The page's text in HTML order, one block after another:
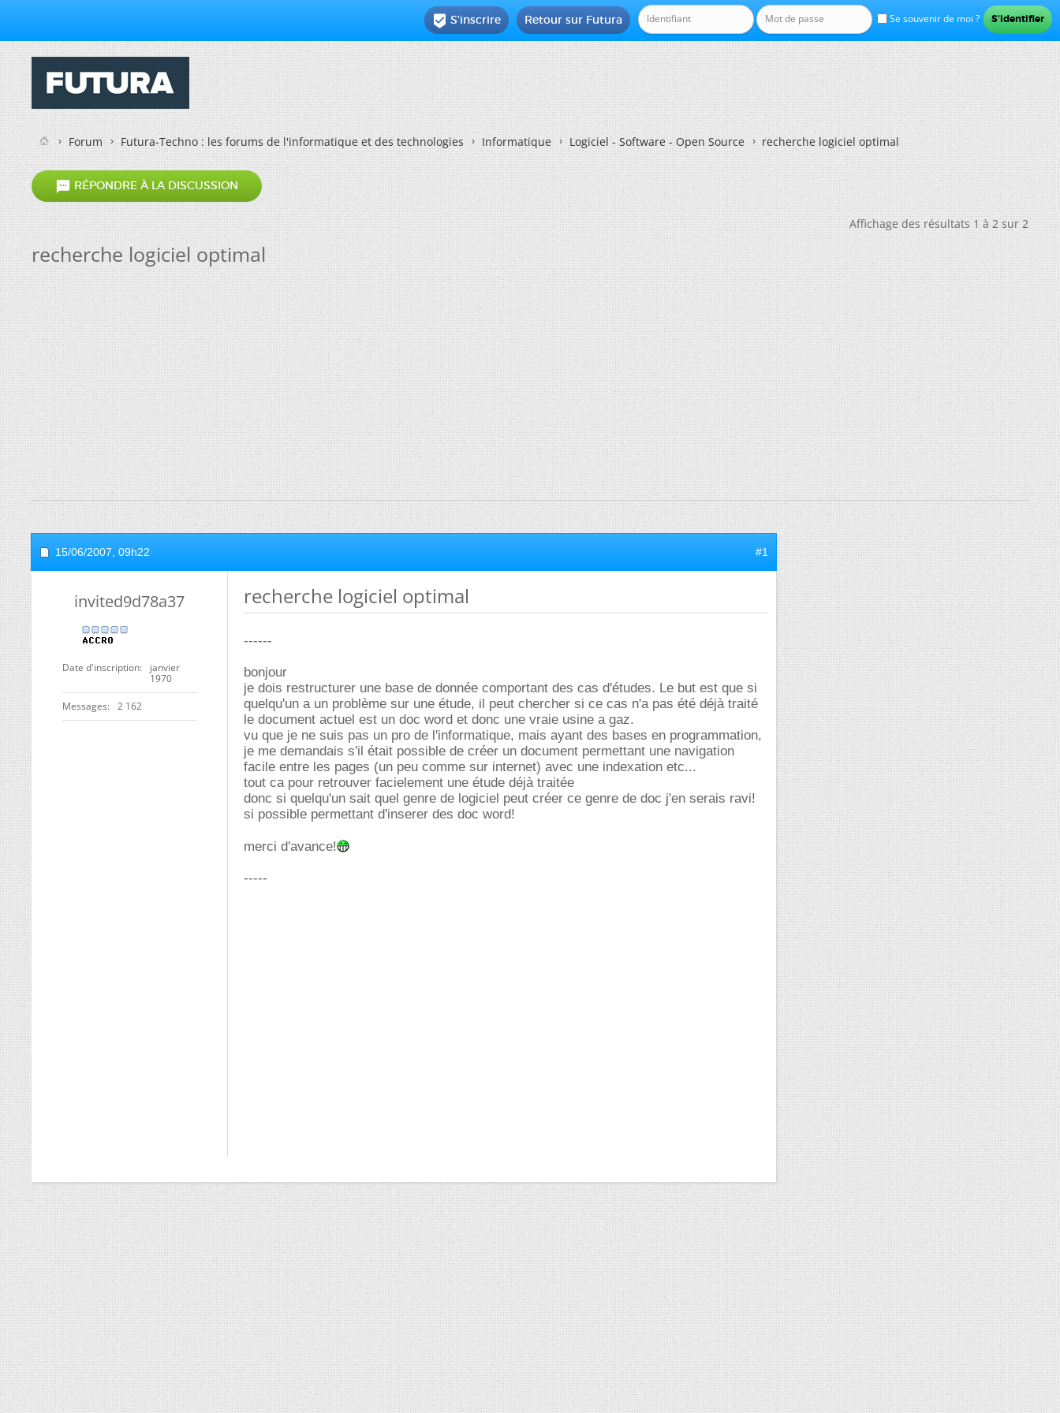
Se souvenir de moi ?
Retour sur Futura
 S'inscrire
Forum Futura-Techno : les forums de l'informatique et des technologies Informatique Logiciel - Software - Open Source recherche logiciel optimal
 RÉPONDRE À LA DISCUSSION
Affichage des résultats 1 à 2 sur 2
recherche logiciel optimal
15/06/2007, 09h22 #1
invited9d78a37
Date d'inscription
janvier
1970
Messages 2 162
recherche logiciel optimal
------
bonjour
je dois restructurer une base de donnée comportant des cas d'études. Le but est que si
quelqu'un a un problème sur une étude, il peut chercher si ce cas n'a pas été déjà traité
le document actuel est un doc word et donc une vraie usine a gaz.
vu que je ne suis pas un pro de l'informatique, mais ayant des bases en programmation,
je me demandais s'il était possible de créer un document permettant une navigation
facile entre les pages (un peu comme sur internet) avec une indexation etc...
tout ca pour retrouver facielement une étude déjà traitée
donc si quelqu'un sait quel genre de logiciel peut créer ce genre de doc j'en serais ravi!
si possible permettant d'inserer des doc word!
merci d'avance!
-----